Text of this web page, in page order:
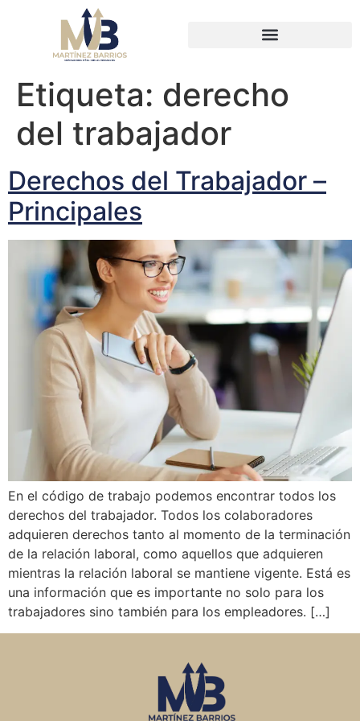
Etiqueta: derecho
del trabajador
Derechos del Trabajador –
Principales
En el código de trabajo podemos encontrar todos los
derechos del trabajador. Todos los colaboradores
adquieren derechos tanto al momento de la terminación
de la relación laboral, como aquellos que adquieren
mientras la relación laboral se mantiene vigente. Está es
una información que es importante no solo para los
trabajadores sino también para los empleadores. […]